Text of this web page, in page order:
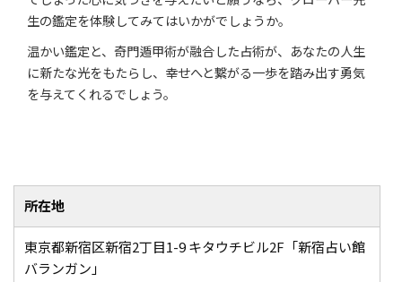
生の鑑定を体験してみてはいかがでしょうか。
温かい鑑定と、奇門遁甲術が融合した占術が、あなたの人生
に新たな光をもたらし、幸せへと繋がる一歩を踏み出す勇気
を与えてくれるでしょう。
所在地
東京都新宿区新宿2丁目1-9 キタウチビル2F「新宿占い館
バランガン」